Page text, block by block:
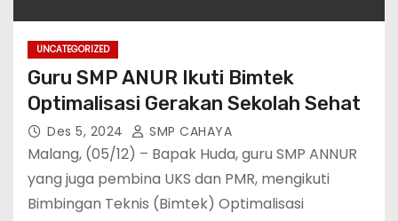
UNCATEGORIZED
Guru SMP ANUR Ikuti Bimtek
Optimalisasi Gerakan Sekolah Sehat
Des 5, 2024 SMP CAHAYA
Malang, (05/12) – Bapak Huda, guru SMP ANNUR
yang juga pembina UKS dan PMR, mengikuti
Bimbingan Teknis (Bimtek) Optimalisasi